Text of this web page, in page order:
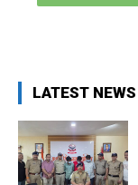
LATEST NEWS